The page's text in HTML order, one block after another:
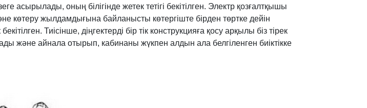
асырылады, оның білігінде жетек тетігі бекітілген. Электр қозғалтқышы
көтеру жылдамдығына байланысты көтергіште бірден төртке дейін
Тиісінше, діңгектерді бір тік конструкцияға қосу арқылы біз тірек
және айнала отырып, кабинаны жүкпен алдын ала белгіленген биіктікке